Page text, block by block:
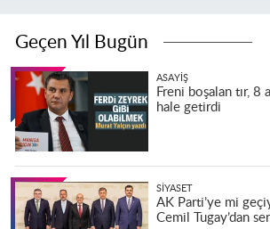
Geçen Yıl Bugün
ASAYIŞ
Freni boşalan tır, 8
hale getirdi
SIYASET
AK Parti’ye mi
Cemil Tugay’dan